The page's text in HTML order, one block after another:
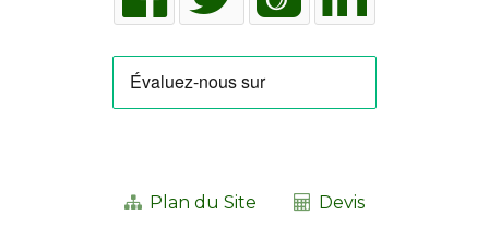
Plan du Site Devis